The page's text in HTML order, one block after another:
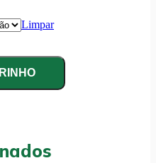
Limpar